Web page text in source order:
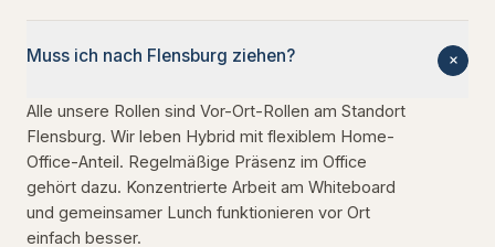
Muss ich nach Flensburg ziehen?
Alle unsere Rollen sind Vor-Ort-Rollen am Standort
Flensburg. Wir leben Hybrid mit flexiblem Home-
Office-Anteil. Regelmäßige Präsenz im Office
gehört dazu. Konzentrierte Arbeit am Whiteboard
und gemeinsamer Lunch funktionieren vor Ort
einfach besser.